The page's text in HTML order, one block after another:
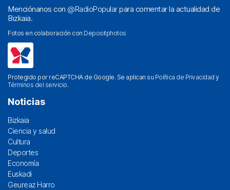
Menciónanos con @RadioPopularpara comentar la actualidad de
Bizkaia.
Fotos en colaboración con Depositphotos
Protegido por reCAPTCHA de Google. Se aplican su Política de Privacidad y
Términos del servicio.
Noticias
Bizkaia
Ciencia y salud
Cultura
Deportes
Economía
Euskadi
Geureaz Harro